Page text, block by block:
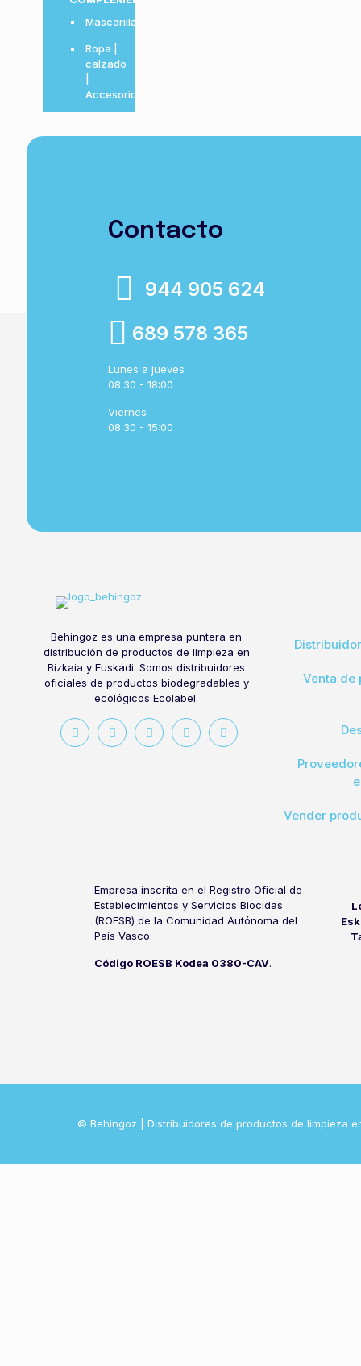
Mascarillas
Ropa |
calzado
Accesorios
Contacto
944 905 624
689 578 365
Lunes a jueves
08:30 - 18:00
Viernes
08:30 - 15:00
Behingoz es una empresa puntera en
distribución de productos de limpieza en
Bizkaia y Euskadi. Somos distribuidores
oficiales de productos biodegradables y
ecológicos Ecolabel.
Venta de
Vender
Empresa inscrita en el Registro Oficial de
Establecimientos y Servicios Biocidas
(ROESB) de la Comunidad Autónoma del
País Vasco:
Código ROESB Kodea 0380-CAV.
© Behingoz | Distribuidores de productos de limpieza